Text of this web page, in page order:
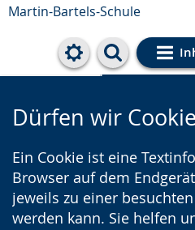
Martin-Bartels-Schule
Cookie-
Dürfen wir
Ein Cookie ist eine
Browser auf dem
jeweils zu einer
werden kann. Sie helfen